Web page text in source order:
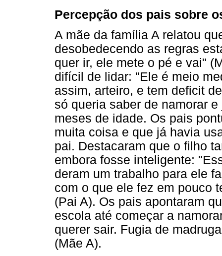
Percepção dos pais sobre
A mãe da família A relatou
desobedecendo as regras
quer ir, ele mete o pé e vai"
difícil de lidar: "Ele é meio
assim, arteiro, e tem deficit
só queria saber de namorar
meses de idade. Os pais
muita coisa e que já havia
pai. Destacaram que o filho
embora fosse inteligente:
deram um trabalho para ele
com o que ele fez em pouco
(Pai A). Os pais apontaram
escola até começar a
querer sair. Fugia de
(Mãe A).